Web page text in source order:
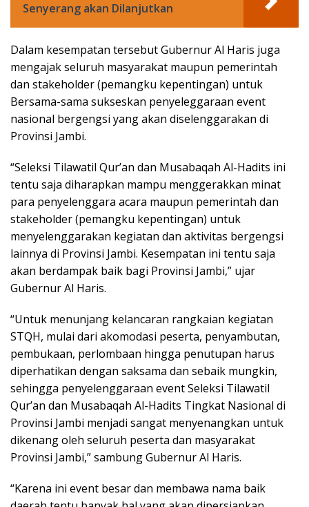
Senyerang akan Dilanjutkan
Dalam kesempatan tersebut Gubernur Al Haris juga
mengajak seluruh masyarakat maupun pemerintah
dan stakeholder (pemangku kepentingan) untuk
Bersama-sama sukseskan penyeleggaraan event
nasional bergengsi yang akan diselenggarakan di
Provinsi Jambi.
“Seleksi Tilawatil Qur’an dan Musabaqah Al-Hadits ini
tentu saja diharapkan mampu menggerakkan minat
para penyelenggara acara maupun pemerintah dan
stakeholder (pemangku kepentingan) untuk
menyelenggarakan kegiatan dan aktivitas bergengsi
lainnya di Provinsi Jambi. Kesempatan ini tentu saja
akan berdampak baik bagi Provinsi Jambi,” ujar
Gubernur Al Haris.
“Untuk menunjang kelancaran rangkaian kegiatan
STQH, mulai dari akomodasi peserta, penyambutan,
pembukaan, perlombaan hingga penutupan harus
diperhatikan dengan saksama dan sebaik mungkin,
sehingga penyelenggaraan event Seleksi Tilawatil
Qur’an dan Musabaqah Al-Hadits Tingkat Nasional di
Provinsi Jambi menjadi sangat menyenangkan untuk
dikenang oleh seluruh peserta dan masyarakat
Provinsi Jambi,” sambung Gubernur Al Haris.
“Karena ini event besar dan membawa nama baik